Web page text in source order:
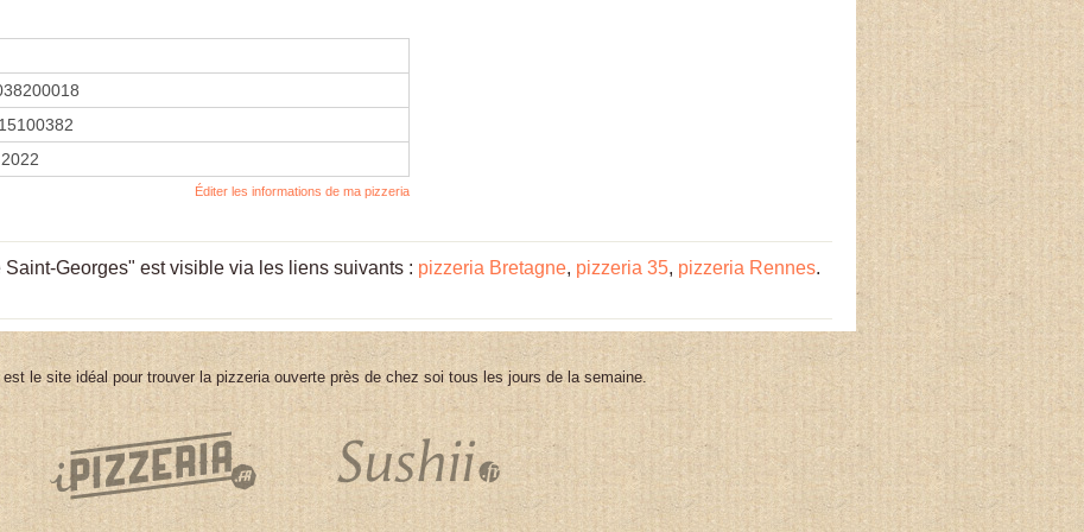
Éditer les informations de ma pizzeria
Georges" est visible via les liens suivants : pizzeria Bretagne, pizzeria 35, pizzeria Rennes.
le site idéal pour trouver la pizzeria ouverte près de chez soi tous les jours de la semaine.